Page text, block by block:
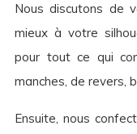
Nous discutons de
mieux à votre
pour tout ce qui
manches, de revers,
Ensuite, nous